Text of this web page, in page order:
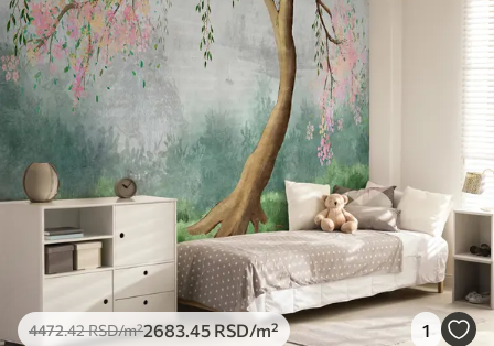
4472.42RSD/m²2683 .45 RSD/m² 1